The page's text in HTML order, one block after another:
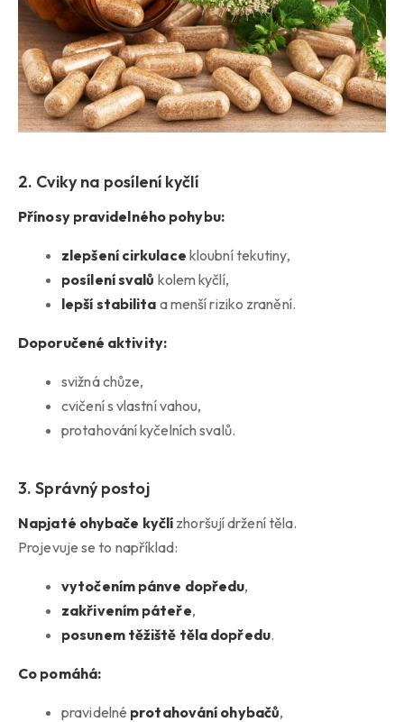
2. Cviky na posílení kyčlí
Přínosy pravidelného pohybu:
zlepšení cirkulace kloubní tekutiny,
posílení svalů kolem kyčlí,
lepší stabilita a menší riziko zranění.
Doporučené aktivity:
svižná chůze,
cvičení s vlastní vahou,
protahování kyčelních svalů.
3. Správný postoj
Napjaté ohybače kyčlí zhoršují držení těla.
Projevuje se to například:
vytočením pánve dopředu,
zakřivením páteře,
posunem těžiště těla dopředu.
Co pomáhá:
pravidelné protahování ohybačů,